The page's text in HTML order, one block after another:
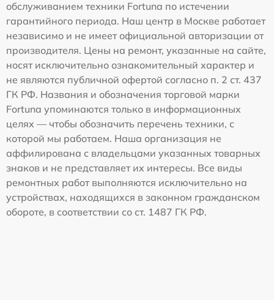
обслуживанием техники Fortuna по истечении
гарантийного периода. Наш центр в Москве работает
независимо и не имеет официальной авторизации от
производителя. Цены на ремонт, указанные на сайте,
носят исключительно ознакомительный характер и
не являются публичной офертой согласно п. 2 ст. 437
ГК РФ. Названия и обозначения торговой марки
Fortuna упоминаются только в информационных
целях — чтобы обозначить перечень техники, с
которой мы работаем. Наша организация не
аффилирована с владельцами указанных товарных
знаков и не представляет их интересы. Все виды
ремонтных работ выполняются исключительно на
устройствах, находящихся в законном гражданском
обороте, в соответствии со ст. 1487 ГК РФ.